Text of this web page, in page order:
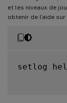
et les niveaux de
obtenir de l’aide
setlog